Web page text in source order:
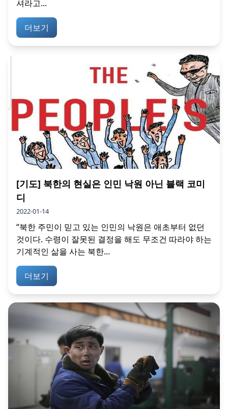
셔라고...
더보기
[기도] 북한의 현실은 인민 낙원 아닌 블랙 코미
디
2022-01-14
“북한 주민이 믿고 있는 인민의 낙원은 애초부터 없던
것이다. 수령이 잘못된 결정을 해도 무조건 따라야 하는
기계적인 삶을 사는 북한...
더보기